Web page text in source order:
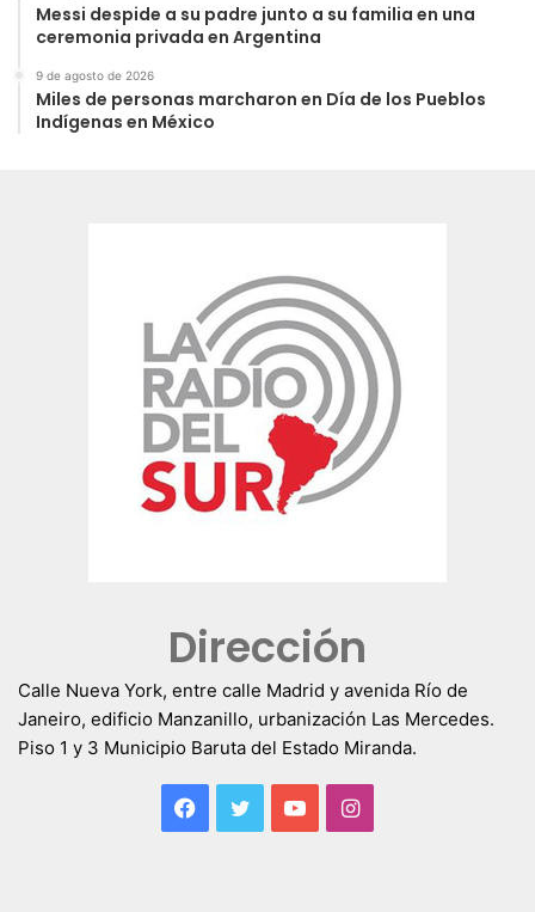
Messi despide a su padre junto a su familia en una
ceremonia privada en Argentina
9 de agosto de 2026
Miles de personas marcharon en Día de los Pueblos
Indígenas en México
Dirección
Calle Nueva York, entre calle Madrid y avenida Río de
Janeiro, edificio Manzanillo, urbanización Las Mercedes.
Piso 1 y 3 Municipio Baruta del Estado Miranda.
Facebook
TwitterYouTubeInstagram